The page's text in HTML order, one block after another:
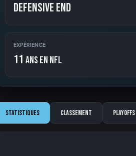
Defensive End
EXPÉRIENCE
11 ans en NFL
Statistiques Classement Playoffs